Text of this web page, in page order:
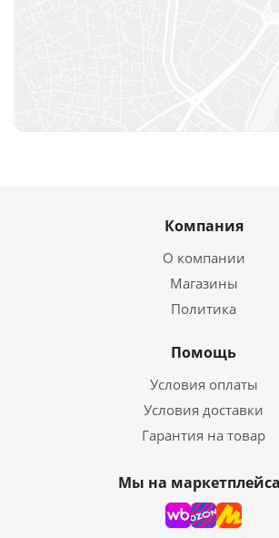
Компания
О компании
Магазины
Политика
Помощь
Условия оплаты
Условия доставки
Гарантия на товар
Мы на